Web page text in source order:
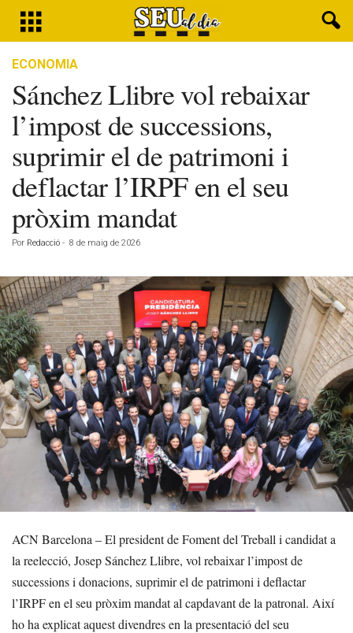
ECONOMIA
Sánchez Llibre vol rebaixar
l’impost de successions,
suprimir el de patrimoni i
deflactar l’IRPF en el seu
pròxim mandat
Por Redacció - 8 de maig de 2026
ACN Barcelona – El president de Foment del Treball i candidat a
la reelecció, Josep Sánchez Llibre, vol rebaixar l’impost de
successions i donacions, suprimir el de patrimoni i deflactar
l’IRPF en el seu pròxim mandat al capdavant de la patronal. Així
ho ha explicat aquest divendres en la presentació del seu